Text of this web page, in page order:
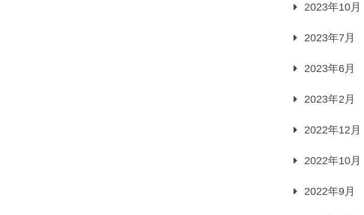
2023年10月
2023年7月
2023年6月
2023年2月
2022年12月
2022年10月
2022年9月